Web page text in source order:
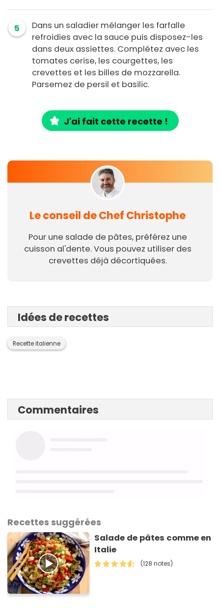
5
Dans un saladier mélanger les farfalle
refroidies avec la sauce puis disposez-les
dans deux assiettes. Complétez avec les
tomates cerise, les courgettes, les
crevettes et les billes de mozzarella.
Parsemez de persil et basilic.
J'ai fait cette recette !
Le conseil de Chef Christophe
Pour une salade de pâtes, préférez une
cuisson al'dente. Vous pouvez utiliser des
crevettes déjà décortiquées.
Idées de recettes
Recette italienne
Commentaires
Recettes suggérées
Salade de pâtes comme en
Italie
(128 notes)